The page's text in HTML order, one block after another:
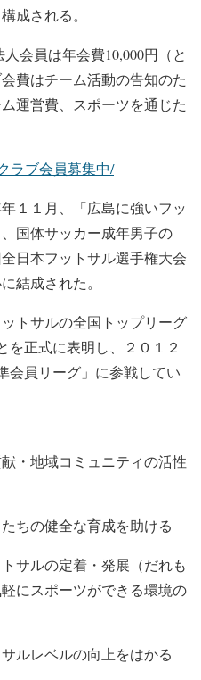
成される。
会員は年会費10,000円（と
費はチーム活動の告知のた
運営費、スポーツを通じた
ラブ会員募集中/
１１月、「広島に強いフッ
国体サッカー成年男子の
日本フットサル選手権大会
結成された。
トサルの全国トップリーグ
を正式に表明し、２０１２
会員リーグ」に参戦してい
・地域コミュニティの活性
ちの健全な育成を助ける
サルの定着・発展（だれも
にスポーツができる環境の
ルレベルの向上をはかる